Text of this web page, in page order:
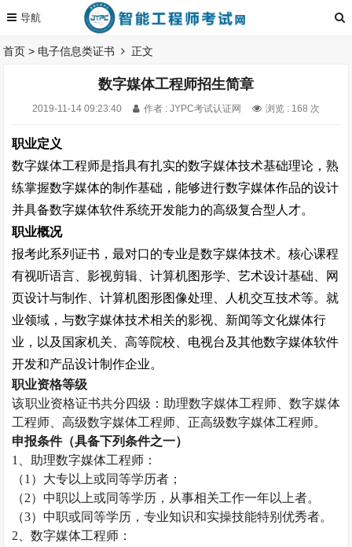
首页 > 电子信息类证书 正文
数字媒体工程师招生简章
2019-11-14 09:23:40 作者 : JYPC考试认证网 浏览 : 168 次
职业定义
数字媒体工程师是指具有扎实的数字媒体技术基础理论，熟
练掌握数字媒体的制作基础，能够进行数字媒体作品的设计
并具备数字媒体软件系统开发能力的高级复合型人才。
职业概况
报考此系列证书，最对口的专业是数字媒体技术。核心课程
有视听语言、影视剪辑、计算机图形学、艺术设计基础、网
页设计与制作、计算机图形图像处理、人机交互技术等。就
业领域，与数字媒体技术相关的影视、新闻等文化媒体行
业，以及国家机关、高等院校、电视台及其他数字媒体软件
开发和产品设计制作企业。
职业资格等级
该职业资格证书共分四级：助理数字媒体工程师、数字媒体
工程师、高级数字媒体工程师、正高级数字媒体工程师。
申报条件（具备下列条件之一）
1
、助理数字媒体工程师：
（1 ）大专以上或同等学历者；
（2）中职以上或同等学历，从事相关工作一年以上者。
（3）中职或同等学历，专业知识和实操技能特别优秀者。
2 、数字媒体工程师：